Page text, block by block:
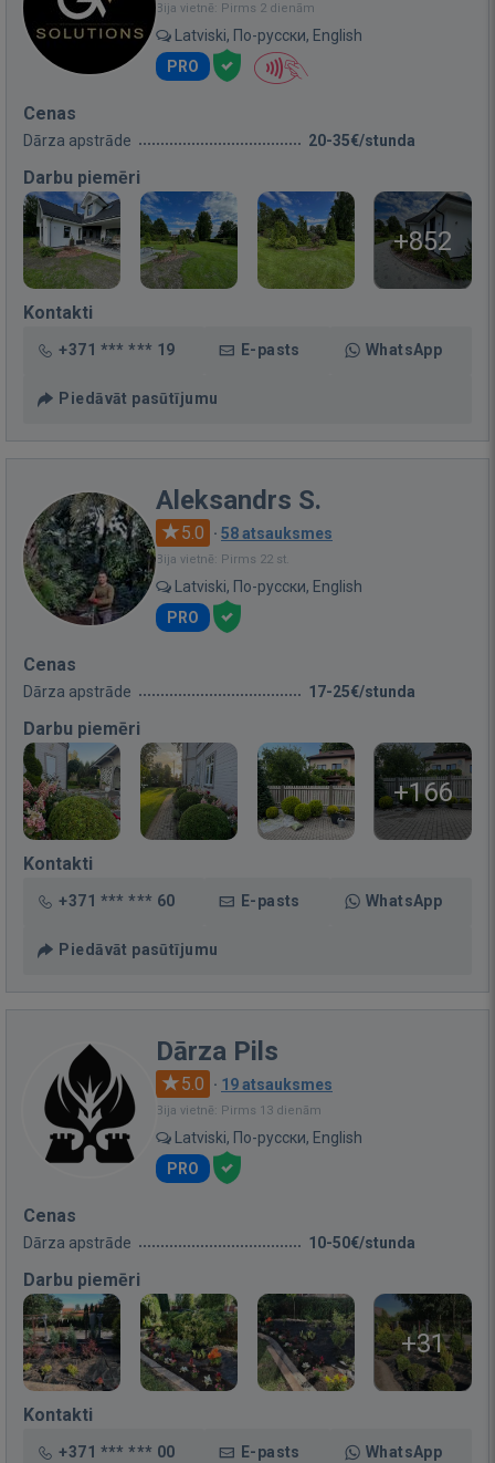
Bija vietnē: Pirms 2 dienām
Latviski, По-русски, English
PRO
Cenas
Dārza apstrāde 20-35€/stunda
Darbu piemēri
+852
Kontakti
+371 *** *** 19 E-pasts WhatsApp
Piedāvāt pasūtījumu
Aleksandrs S.
5.0 · 58 atsauksmes
Bija vietnē: Pirms 22 st.
Latviski, По-русски, English
PRO
Cenas
Dārza apstrāde 17-25€/stunda
Darbu piemēri
+166
Kontakti
+371 *** *** 60 E-pasts WhatsApp
Piedāvāt pasūtījumu
Dārza Pils
5.0 · 19 atsauksmes
Bija vietnē: Pirms 13 dienām
Latviski, По-русски, English
PRO
Cenas
Dārza apstrāde 10-50€/stunda
Darbu piemēri
+31
Kontakti
+371 *** *** 00 E-pasts WhatsApp